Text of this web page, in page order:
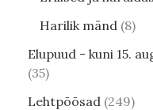
Harilik mänd 8
Elupuud - kuni 15.
35
Lehtpõõsad 249